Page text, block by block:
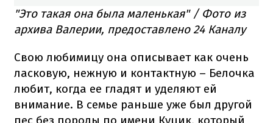
"Это такая она была маленькая" / Фото из
архива Валерии, предоставлено 24 Каналу
Свою любимицу она описывает как очень
ласковую, нежную и контактную – Белочка
любит, когда ее гладят и уделяют ей
внимание. В семье раньше уже был другой
пес без породы по имени Куцик, который